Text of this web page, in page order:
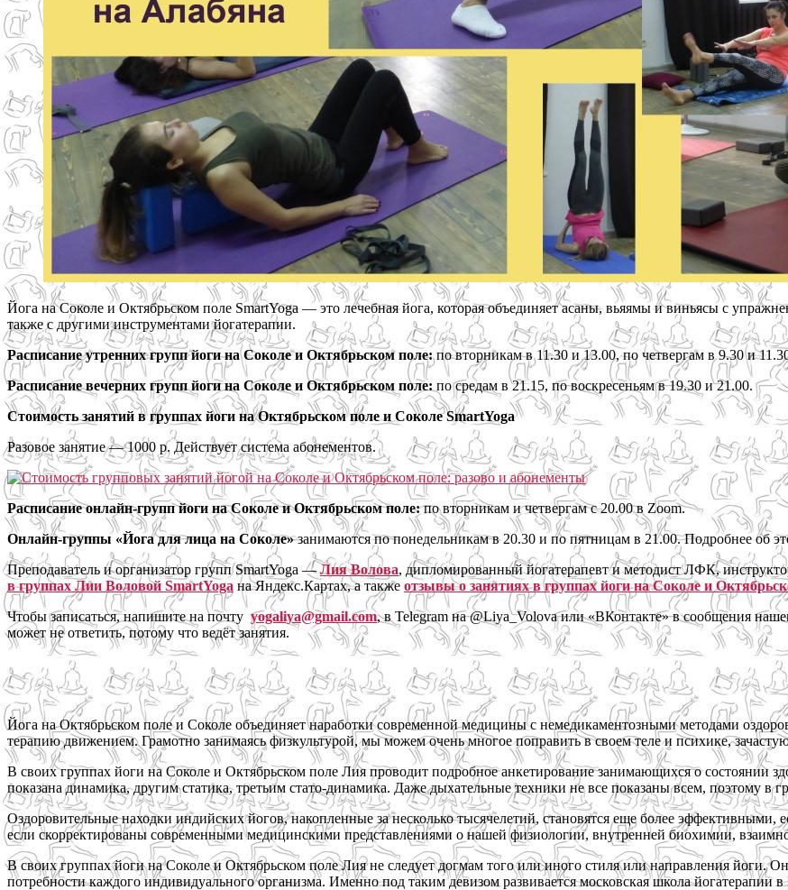
Йога на Соколе и Октябрьском поле SmartYoga — это лечебная йога, которая объединяет асаны, вьяямы и виньясы с
также с другими инструментами йогатерапии.
Расписание утренних групп йоги на Соколе и Октябрьском поле:по вторникам в 11.30 и 13.00, по четвергам в 9.30 и
Расписание вечерних групп йоги на Соколе и Октябрьском поле: по средам в 21.15, по воскресеньям в 19.30 и 21.00.
Стоимость занятий в группах йоги на Октябрьском поле и Соколе SmartYoga
Разовое занятие — 1000 р. Действует система абонементов.
Расписание онлайн-групп йоги на Соколе и Октябрьском поле:по вторникам и четвергам с 20.00 в Zoom.
Онлайн-группы «Йога для лица на Соколе»занимаются по понедельникам в 20.30 и по пятницам в 21.00. Подробнее об
Преподаватель и организатор групп SmartYoga —Лия Волова, дипломированный йогатерапевт и методист ЛФК,
в группах Лии Воловой SmartYoga на Яндекс.Картах, а также отзывы о занятиях в группах йоги на Соколе и
Чтобы записаться, напишите на почту yogaliya@gmail.com, в Telegram на @Liya_Volova или «ВКонтакте» в сообщения
может не ответить, потому что ведёт занятия.
Йога на Октябрьском поле и Соколе объединяет наработки современной медицины с немедикаментозными методами
терапию движением. Грамотно занимаясь физкультурой, мы можем очень многое поправить в своем теле и психике,
В своих группах йоги на Соколе и Октябрьском поле Лия проводит подробное анкетирование занимающихся о состоянии
показана динамика, другим статика, третьим стато-динамика. Даже дыхательные техники не все показаны всем, поэтому в
Оздоровительные находки индийских йогов, накопленные за несколько тысячелетий, становятся еще более эффективными,
если скорректированы современными медицинскими представлениями о нашей физиологии, внутренней биохимии,
В своих группах йоги на Соколе и Октябрьском поле Лия не следует догмам того или иного стиля или направления йоги.
потребности каждого индивидуального организма. Именно под таким девизом развивается московская школа